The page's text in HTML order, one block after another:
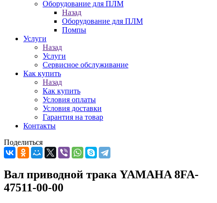
Оборудование для ПЛМ
Назад
Оборудование для ПЛМ
Помпы
Услуги
Назад
Услуги
Сервисное обслуживание
Как купить
Назад
Как купить
Условия оплаты
Условия доставки
Гарантия на товар
Контакты
Поделиться
Вал приводной трака YAMAHA 8FA-
47511-00-00